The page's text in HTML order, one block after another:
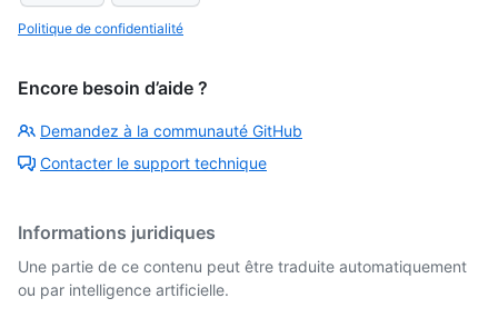
Politique de confidentialité
Encore besoin d’aide ?
Demandez à la communauté GitHub
Contacter le support technique
Informations juridiques
Une partie de ce contenu peut être traduite automatiquement
ou par intelligence artificielle.